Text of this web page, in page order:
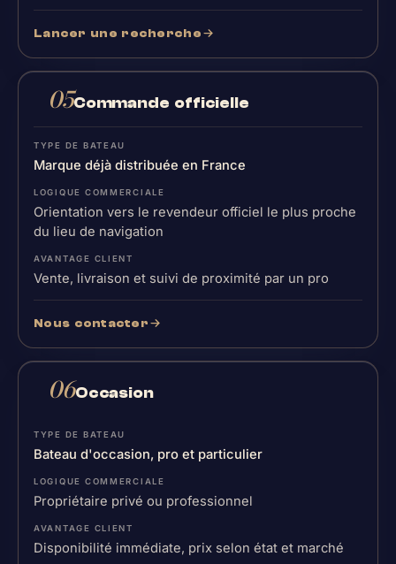
Lancer une recherche
05Commande officielle
Marque déjà distribuée en France
Orientation vers le revendeur officiel le plus proche
du lieu de navigation
Vente, livraison et suivi de proximité par un pro
Nous contacter
06Occasion
Bateau d'occasion, pro et particulier
Propriétaire privé ou professionnel
Disponibilité immédiate, prix selon état et marché